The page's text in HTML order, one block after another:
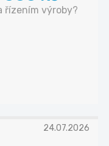
řízením výroby?
24.07.2026